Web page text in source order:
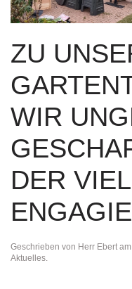
ZU
WIR
DER
Geschrieben von Herr Ebertam
Aktuelles.